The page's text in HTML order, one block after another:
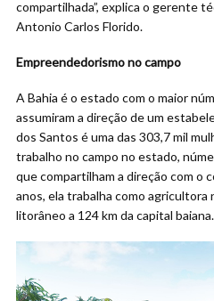
compartilhada”, explica o gerente
Antonio Carlos Florido.
Empreendedorismo no campo
A Bahia é o estado com o maior
assumiram a direção de um
dos Santos é uma das 303,7 mil
trabalho no campo no estado,
que compartilham a direção com o
anos, ela trabalha como agricultora
litorâneo a 124 km da capital baiana.